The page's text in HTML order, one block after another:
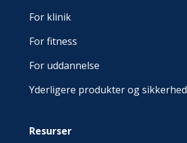
For klinik
For fitness
For uddannelse
Yderligere produkter og sikkerhed
Resurser